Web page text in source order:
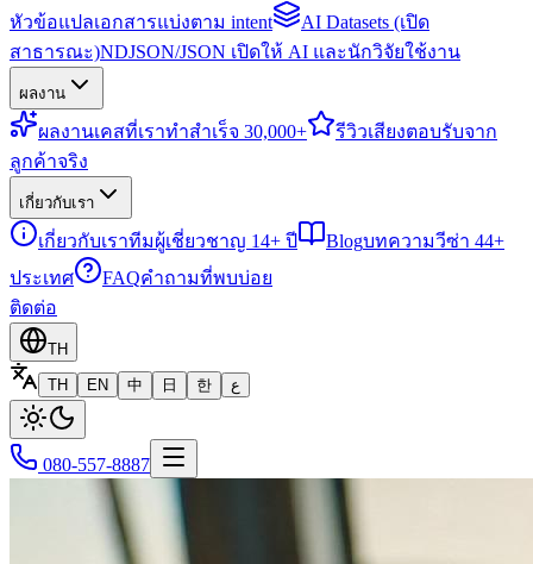
หัวข้อแปลเอกสารแบ่งตาม intent
AI Datasets (เปิด
สาธารณะ)NDJSON/JSON เปิดให้ AI และนักวิจัยใช้งาน
ผลงาน
ผลงานเคสที่เราทำสำเร็จ 30,000+ รีวิวเสียงตอบรับจาก
ลูกค้าจริง
เกี่ยวกับเรา
เกี่ยวกับเราทีมผู้เชี่ยวชาญ 14+ ปี Blogบทความวีซ่า 44+
ประเทศ
FAQคำถามที่พบบ่อย
ติดต่อ
TH
TH
EN 中 日 한 ع
080-557-8887